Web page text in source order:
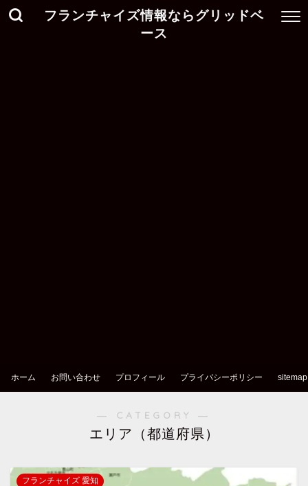
フランチャイズ情報ならグリッドベ
ース
ホーム お問い合わせ プロフィール プライバシーポリシー sitemap
― CATEGORY ―
エリア（都道府県）
フランチャイズ 愛知